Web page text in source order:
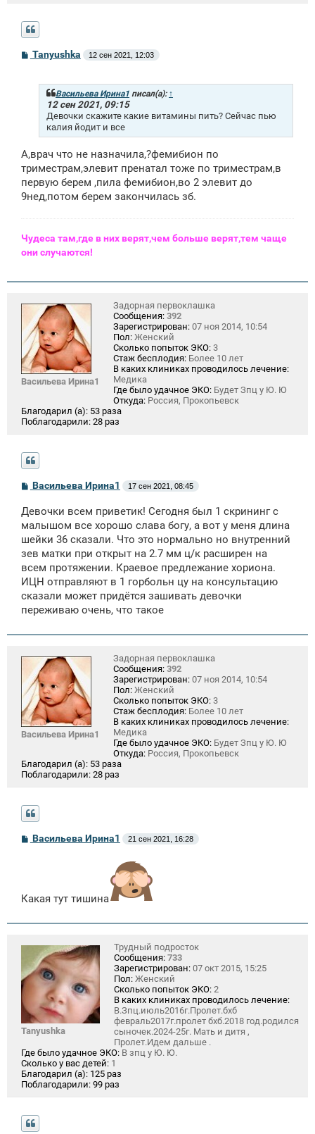
СTanyushka 12 сен 2021, 12:03
Васильева Ирина1 писал(а): ↑
12 сен 2021, 09:15
Девочки скажите какие витамины пить? Сейчас пью
калия йодит и все
А,врач что не назначила,?фемибион по
триместрам,элевит пренатал тоже по триместрам,в
первую берем ,пила фемибион,во 2 элевит до
9нед,потом берем закончилась зб.
Чудеса там,где в них верят,чем больше верят,тем чаще
они случаются!
Васильева Ирина1
Задорная первоклашка
Сообщения: 392
Зарегистрирован: 07 ноя 2014, 10:54
Пол: Женский
Сколько попыток ЭКО: 3
Стаж бесплодия: Более 10 лет
В каких клиниках проводилось лечение:
Медика
Где было удачное ЭКО: Будет Зпц у Ю. Ю
Откуда: Россия, Прокопьевск
Благодарил (а): 53 раза
Поблагодарили: 28 раз
С
б
щ
н
и
Васильева Ирина1 17 сен 2021, 08:45
Девочки всем приветик! Сегодня был 1 скрининг с
малышом все хорошо слава богу, а вот у меня длина
шейки 36 сказали. Что это нормально но внутренний
зев матки при открыт на 2.7 мм ц/к расширен на
всем протяжении. Краевое предлежание хориона.
ИЦН отправляют в 1 горбольн цу на консультацию
сказали может придётся зашивать девочки
переживаю очень, что такое
Васильева Ирина1
Задорная первоклашка
Сообщения: 392
Зарегистрирован: 07 ноя 2014, 10:54
Пол: Женский
Сколько попыток ЭКО: 3
Стаж бесплодия: Более 10 лет
В каких клиниках проводилось лечение:
Медика
Где было удачное ЭКО: Будет Зпц у Ю. Ю
Откуда: Россия, Прокопьевск
Благодарил (а): 53 раза
Поблагодарили: 28 раз
С
н
Васильева Ирина1 21 сен 2021, 16:28
Какая тут тишина
Tanyushka
Трудный подросток
Сообщения: 733
Зарегистрирован: 07 окт 2015, 15:25
Пол: Женский
Сколько попыток ЭКО: 2
В каких клиниках проводилось лечение:
В.Зпц.июль2016г.Пролет.бхб
февраль2017г.пролет бхб.2018 год.родился
сыночек.2024-25г. Мать и дитя ,
Пролет.Идем дальше .
Где было удачное ЭКО: В зпц у Ю. Ю.
Сколько у вас детей: 1
Благодарил (а): 125 раз
Поблагодарили: 99 раз